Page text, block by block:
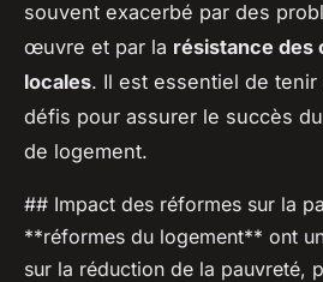
souvent exacerbé par des
œuvre et par la résistance des
locales. Il est essentiel de
défis pour assurer le succès
de logement.
## Impact des réformes sur la
**réformes du logement** ont
sur la réduction de la pauvreté,